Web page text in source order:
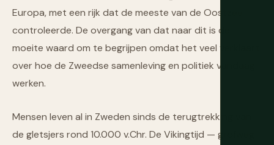
Europa, met een rijk dat de meeste van de Oostzee
controleerde. De overgang van dat naar dit is de
moeite waard om te begrijpen omdat het veel verklaart
over hoe de Zweedse samenleving en politiek vandaag
werken.
Mensen leven al in Zweden sinds de terugtrekking van
de gletsjers rond 10.000 v.Chr. De Vikingtijd — grofweg